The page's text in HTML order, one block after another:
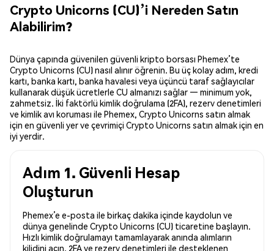
Crypto Unicorns (CU)’i Nereden Satın
Alabilirim?
Dünya çapında güvenilen güvenli kripto borsası Phemex’te
Crypto Unicorns (CU) nasıl alınır öğrenin. Bu üç kolay adım, kredi
kartı, banka kartı, banka havalesi veya üçüncü taraf sağlayıcılar
kullanarak düşük ücretlerle CU almanızı sağlar — minimum yok,
zahmetsiz. İki faktörlü kimlik doğrulama (2FA), rezerv denetimleri
ve kimlik avı koruması ile Phemex, Crypto Unicorns satın almak
için en güvenli yer ve çevrimiçi Crypto Unicorns satın almak için en
iyi yerdir.
Adım 1. Güvenli Hesap
Oluşturun
Phemex’e e-posta ile birkaç dakika içinde kaydolun ve
dünya genelinde Crypto Unicorns (CU) ticaretine başlayın.
Hızlı kimlik doğrulamayı tamamlayarak anında alımların
kilidini açın. 2FA ve rezerv denetimleri ile desteklenen